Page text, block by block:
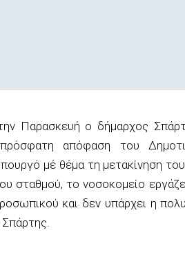
Παρασκευή ο δήμαρχος
απόφαση του
μέ θέμα τη μετακίνηση
σταθμού, το νοσοκομείο
και δεν υπάρχει η